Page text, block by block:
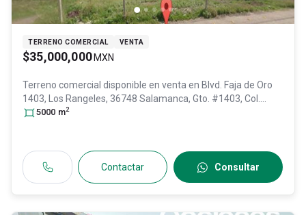
TERRENO COMERCIAL VENTA
$35,000,000 MXN
Terreno comercial disponible en venta en Blvd. Faja de Oro
1403, Los Rangeles, 36748 Salamanca, Gto. #1403, Col.
Guadalupe,
5000 m2
Contactar Consultar